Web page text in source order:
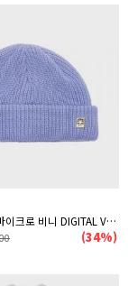
(100030125) 마이크로 비니 DIGITAL VIOLET
(34%)